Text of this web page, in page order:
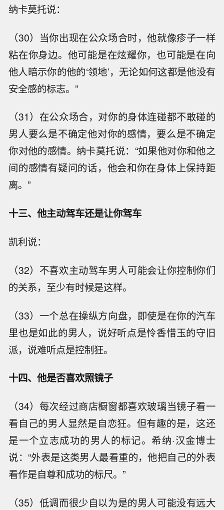
纳卡莫托说：
（30）当你出现在公众场合时，他就像疹子一样
粘在你身边。他可能是在炫耀你，也可能是在向
他人暗示你的他的‘领地’，无论如何这都是他没有
安全感的标志。”
（31）在公众场合，对你的身体连碰都不敢碰的
男人要么是不确定他对你的感情，要么是不确定
你对他的感情。纳卡莫托说：“如果他对你和他之
间的感情有疑问的话，他会和你在身体上保持距
离。”
十三、他主动驾车还是让你驾车
凯利说：
（32）不喜欢主动驾车男人可能会让你控制你们
的关系，至少有时候是这样。
（33）一个总在操纵方向盘，即使是在你的汽车
里也是如此的男人，说好听点是怜香惜玉的守旧
派，说难听点是控制狂。
十四、他是否喜欢照镜子
（34）每次经过商店橱窗都喜欢玻璃当镜子看一
看自己的男人显然是自恋狂。但有趣的是，这还
是一个立志成功的男人的标记。希纳·汉金博士
说：“外表是这类男人最看重的，他把自己的外表
看作是自尊和成功的标尺。”
（35）低调而很少自以为是的男人可能没有远大